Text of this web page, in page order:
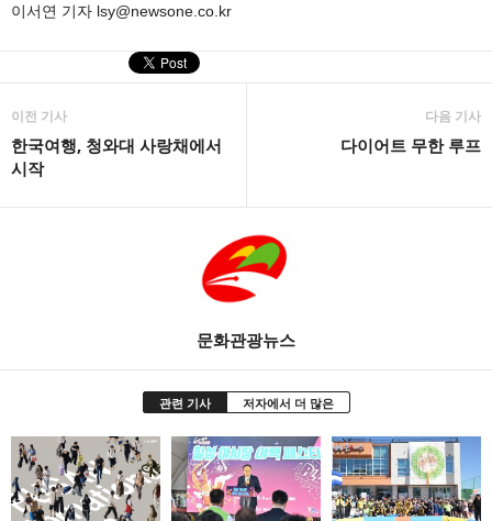
이서연 기자 lsy@newsone.co.kr
이전 기사
한국여행, 청와대 사랑채에서
시작
다음 기사
다이어트 무한 루프
문화관광뉴스
관련 기사 저자에서 더 많은